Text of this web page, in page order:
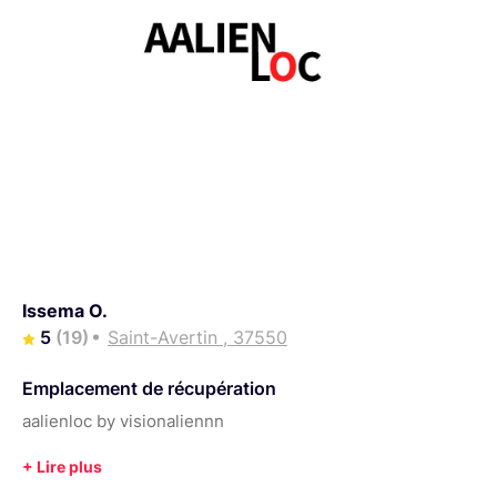
Issema O.
5 (19) Saint-Avertin , 37550
Emplacement de récupération
aalienloc by visionaliennn